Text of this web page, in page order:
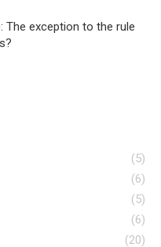
The exception to the rule
(5)
(6)
(5)
(6)
(20)